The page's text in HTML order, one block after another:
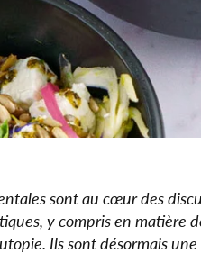
sont au cœur des
y compris en matière
Ils sont désormais